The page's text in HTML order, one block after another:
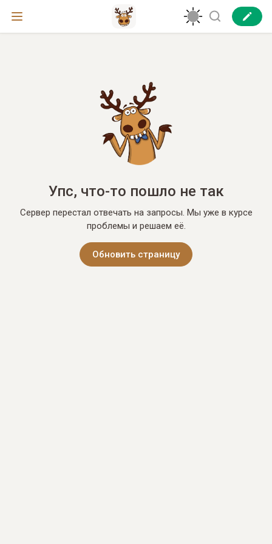
Упс, что-то пошло не так
Сервер перестал отвечать на запросы. Мы уже в курсе
проблемы и решаем её.
Обновить страницу